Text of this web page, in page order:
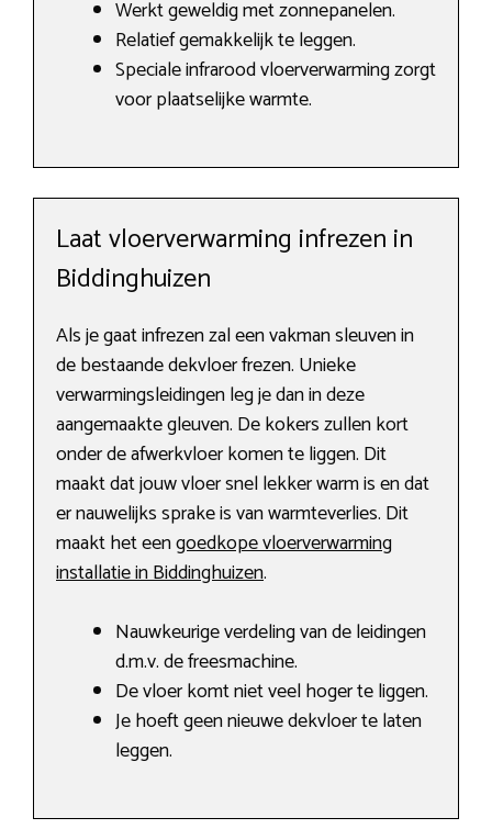
Werkt geweldig met zonnepanelen.
Relatief gemakkelijk te leggen.
Speciale infrarood vloerverwarming zorgt
voor plaatselijke warmte.
Laat vloerverwarming infrezen in
Biddinghuizen
Als je gaat infrezen zal een vakman sleuven in
de bestaande dekvloer frezen. Unieke
verwarmingsleidingen leg je dan in deze
aangemaakte gleuven. De kokers zullen kort
onder de afwerkvloer komen te liggen. Dit
maakt dat jouw vloer snel lekker warm is en dat
er nauwelijks sprake is van warmteverlies. Dit
maakt het eengoedkope vloerverwarming
installatie in Biddinghuizen.
Nauwkeurige verdeling van de leidingen
d.m.v. de freesmachine.
De vloer komt niet veel hoger te liggen.
Je hoeft geen nieuwe dekvloer te laten
leggen.